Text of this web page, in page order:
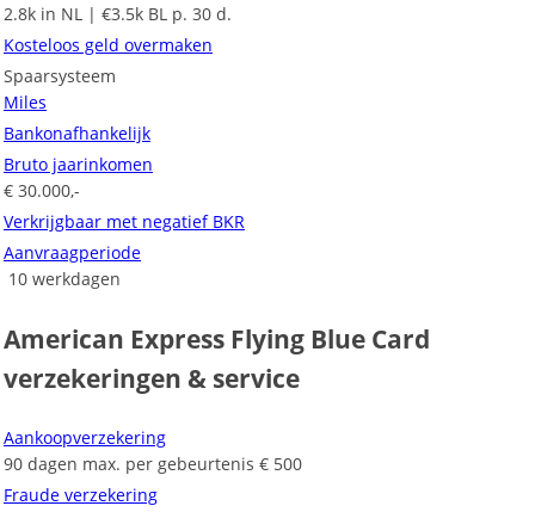
2.8k in NL | €3.5k BL p. 30 d.
Kosteloos geld overmaken
Spaarsysteem
Miles
Bankonafhankelijk
Bruto jaarinkomen
€ 30.000,-
Verkrijgbaar met negatief BKR
Aanvraagperiode
10 werkdagen
American Express Flying Blue Card
verzekeringen & service
Aankoopverzekering
90 dagen max. per gebeurtenis € 500
Fraude verzekering